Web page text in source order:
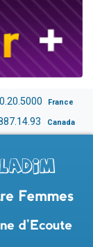
France
Canada